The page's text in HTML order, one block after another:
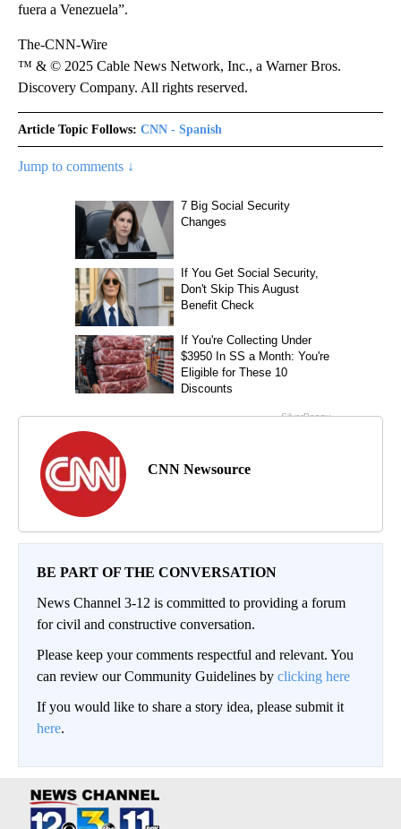
fuera a Venezuela”.
The-CNN-Wire
™ & © 2025 Cable News Network, Inc., a Warner Bros.
Discovery Company. All rights reserved.
Article Topic Follows: CNN - Spanish
Jump to comments ↓
CNN Newsource
BE PART OF THE CONVERSATION
News Channel 3-12 is committed to providing a forum
for civil and constructive conversation.
Please keep your comments respectful and relevant. You
can review our Community Guidelines by clicking here
If you would like to share a story idea, please submit it
here.